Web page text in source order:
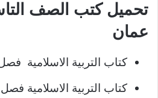
تحميل كتب الصف
عمان
كتاب التربية الاسلامية
كتاب التربية الاسلامية